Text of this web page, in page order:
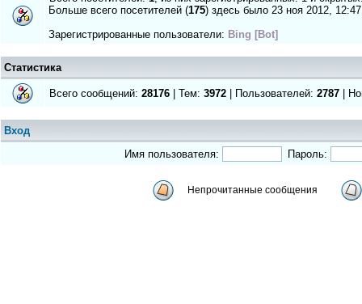
Больше всего посетителей (175) здесь было 23 ноя 2012, 12:47
Зарегистрированные пользователи: Bing [Bot]
Статистика
Всего сообщений: 28176 | Тем: 3972 | Пользователей: 2787 |
Вход
Имя пользователя:
Пароль:
Непрочитанные сообщения